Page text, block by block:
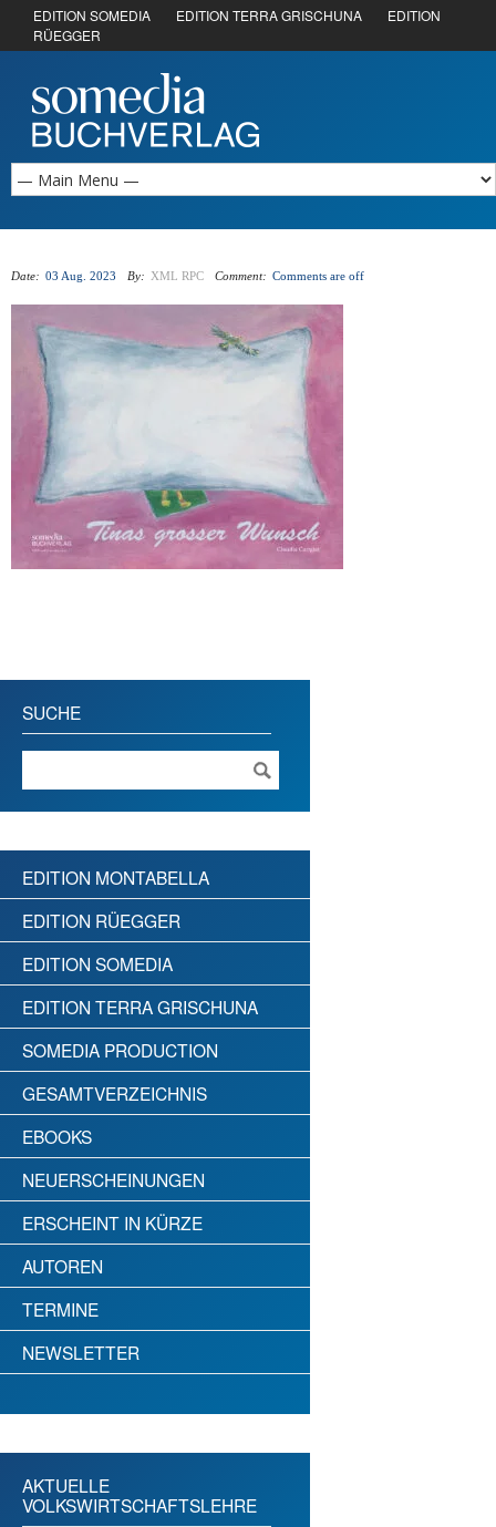
EDITION SOMEDIA EDITION TERRA GRISCHUNA
EDITION
RÜEGGER
Date: 03 Aug. 2023 By: XML RPC Comment: Comments are off
SUCHE
EDITION MONTABELLA
EDITION RÜEGGER
EDITION SOMEDIA
EDITION TERRA GRISCHUNA
SOMEDIA PRODUCTION
GESAMTVERZEICHNIS
EBOOKS
NEUERSCHEINUNGEN
ERSCHEINT IN KÜRZE
AUTOREN
TERMINE
NEWSLETTER
AKTUELLE
VOLKSWIRTSCHAFTSLEHRE